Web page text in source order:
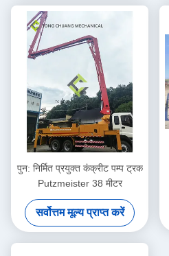
पुन: निर्मित प्रयुक्त कंक्रीट पम्प ट्रक
Putzmeister 38 मीटर
सर्वोत्तम मूल्य प्राप्त करें